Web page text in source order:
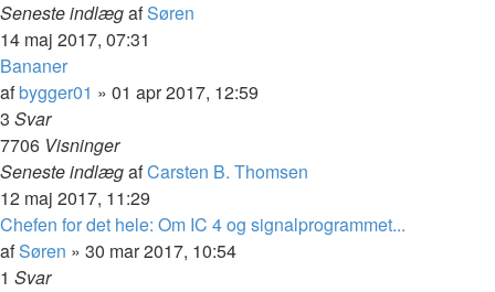
Seneste indlægafSøren
14 maj 2017, 07:31
Bananer
afbygger01 » 01 apr 2017, 12:59
3 Svar
7706 Visninger
Seneste indlægafCarsten B. Thomsen
12 maj 2017, 11:29
Chefen for det hele: Om IC 4 og signalprogrammet...
afSøren » 30 mar 2017, 10:54
1 Svar